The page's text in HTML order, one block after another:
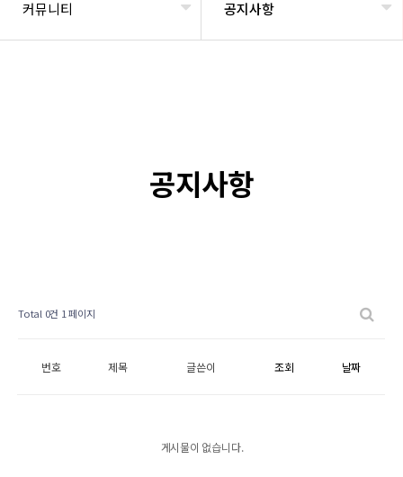
커뮤니티 공지사항
공지사항
Total 0건 1 페이지
번호 제목 글쓴이 조회 날짜
게시물이 없습니다.